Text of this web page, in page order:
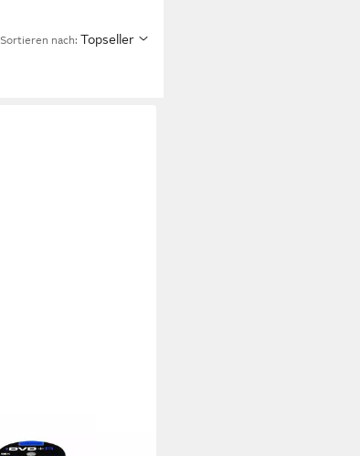
Sortieren nach: Topseller